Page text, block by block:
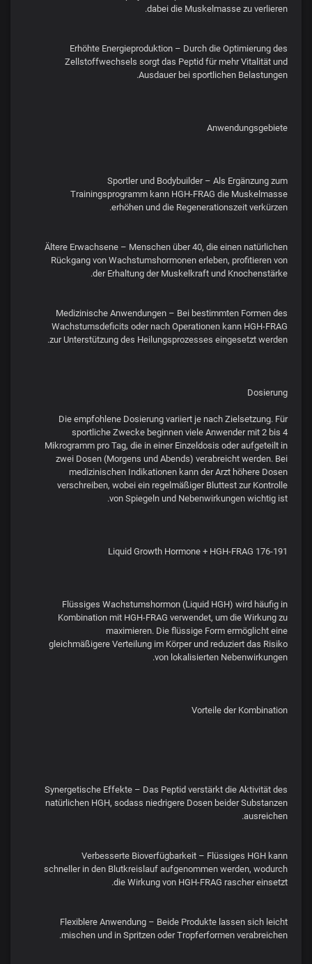
dabei die Muskelmasse zu verlieren.
Erhöhte Energieproduktion – Durch die Optimierung des
Zellstoffwechsels sorgt das Peptid für mehr Vitalität und
Ausdauer bei sportlichen Belastungen.
Anwendungsgebiete
Sportler und Bodybuilder – Als Ergänzung zum
Trainingsprogramm kann HGH-FRAG die Muskelmasse
erhöhen und die Regenerationszeit verkürzen.
Ältere Erwachsene – Menschen über 40, die einen natürlichen
Rückgang von Wachstumshormonen erleben, profitieren von
der Erhaltung der Muskelkraft und Knochenstärke.
Medizinische Anwendungen – Bei bestimmten Formen des
Wachstumsdeficits oder nach Operationen kann HGH-FRAG
zur Unterstützung des Heilungsprozesses eingesetzt werden.
Dosierung
Die empfohlene Dosierung variiert je nach Zielsetzung. Für
sportliche Zwecke beginnen viele Anwender mit 2 bis 4
Mikrogramm pro Tag, die in einer Einzeldosis oder aufgeteilt in
zwei Dosen (Morgens und Abends) verabreicht werden. Bei
medizinischen Indikationen kann der Arzt höhere Dosen
verschreiben, wobei ein regelmäßiger Bluttest zur Kontrolle
von Spiegeln und Nebenwirkungen wichtig ist.
Liquid Growth Hormone + HGH-FRAG 176-191
Flüssiges Wachstumshormon (Liquid HGH) wird häufig in
Kombination mit HGH-FRAG verwendet, um die Wirkung zu
maximieren. Die flüssige Form ermöglicht eine
gleichmäßigere Verteilung im Körper und reduziert das Risiko
von lokalisierten Nebenwirkungen.
Vorteile der Kombination
Synergetische Effekte – Das Peptid verstärkt die Aktivität des
natürlichen HGH, sodass niedrigere Dosen beider Substanzen
ausreichen.
Verbesserte Bioverfügbarkeit – Flüssiges HGH kann
schneller in den Blutkreislauf aufgenommen werden, wodurch
die Wirkung von HGH-FRAG rascher einsetzt.
Flexiblere Anwendung – Beide Produkte lassen sich leicht
mischen und in Spritzen oder Tropferformen verabreichen.